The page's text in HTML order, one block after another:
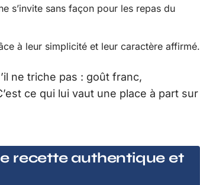
s’invite sans façon pour les repas du
à leur simplicité et leur caractère affirmé.
ne triche pas : goût franc,
ce qui lui vaut une place à part sur
recette authentique et